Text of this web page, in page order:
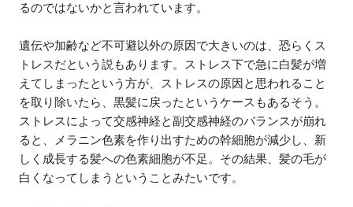
るのではないかと言われています。
遺伝や加齢など不可避以外の原因で大きいのは、恐らくス
トレスだという説もあります。ストレス下で急に白髪が増
えてしまったという方が、ストレスの原因と思われること
を取り除いたら、黒髪に戻ったというケースもあるそう。
ストレスによって交感神経と副交感神経のバランスが崩れ
ると、メラニン色素を作り出すための幹細胞が減少し、新
しく成長する髪への色素細胞が不足。その結果、髪の毛が
白くなってしまうということみたいです。